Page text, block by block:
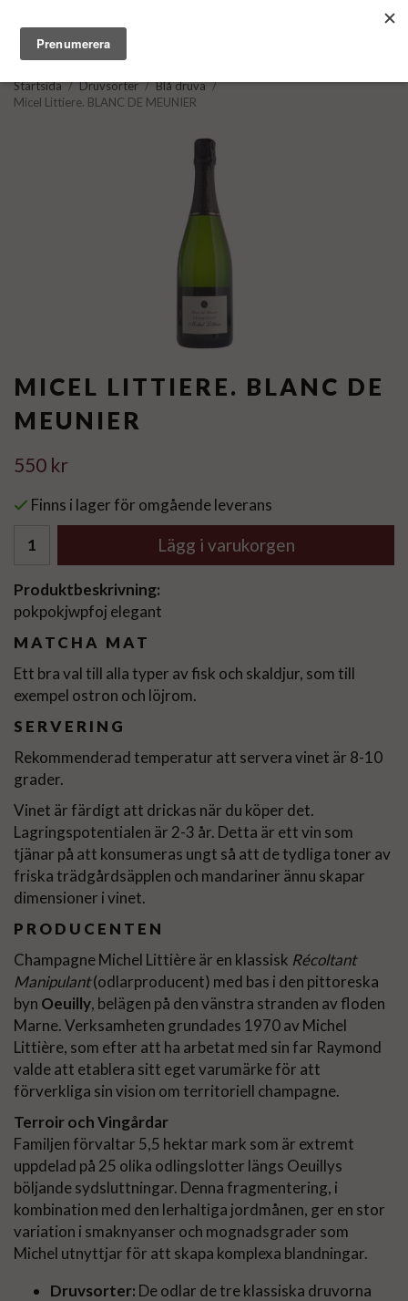
Startsida / Druvsorter / Blå druva /
Micel Littiere. BLANC DE MEUNIER
MICEL LITTIERE. BLANC DE
MEUNIER
550 kr
Finns i lager för omgående leverans
Lägg i varukorgen
Produktbeskrivning:
pokpokjwpfoj elegant
MATCHA MAT
Ett bra val till alla typer av fisk och skaldjur, som till
exempel ostron och löjrom.
SERVERING
Rekommenderad temperatur att servera vinet är 8-10
grader.
Vinet är färdigt att drickas när du köper det.
Lagringspotentialen är 2-3 år. Detta är ett vin som
tjänar på att konsumeras ungt så att de tydliga toner av
friska trädgårdsäpplen och mandariner ännu skapar
dimensioner i vinet.
PRODUCENTEN
Champagne Michel Littière är en klassisk Récoltant
Manipulant(odlarproducent) med bas i den pittoreska
byn Oeuilly, belägen på den vänstra stranden av floden
Marne. Verksamheten grundades 1970 av Michel
Littière, som efter att ha arbetat med sin far Raymond
valde att etablera sitt eget varumärke för att
förverkliga sin vision om territoriell champagne.
Terroir och Vingårdar
Familjen förvaltar 5,5 hektar mark som är extremt
uppdelad på 25 olika odlingslotter längs Oeuillys
böljande sydsluttningar. Denna fragmentering, i
kombination med den lerhaltiga jordmånen, ger en stor
variation i smaknyanser och mognadsgrader som
Michel utnyttjar för att skapa komplexa blandningar.
Druvsorter: De odlar de tre klassiska druvorna